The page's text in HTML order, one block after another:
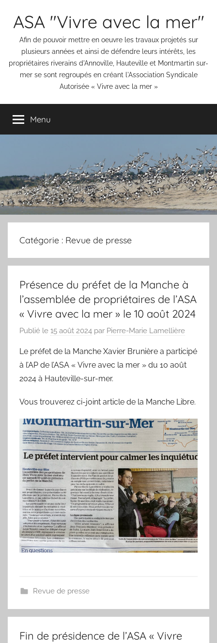
ASA "Vivre avec la mer"
Afin de pouvoir mettre en oeuvre les travaux projetés sur
plusieurs années et ainsi de défendre leurs intérêts, les
propriétaires riverains d'Annoville, Hauteville et Montmartin sur-
mer se sont regroupés en créant l'Association Syndicale
Autorisée « Vivre avec la mer »
Menu
Catégorie : Revue de presse
Présence du préfet de la Manche à
l’assemblée de propriétaires de l’ASA
« Vivre avec la mer » le 10 août 2024
Publié le 15 août 2024 par Pierre-Marie Lamellière
Le préfet de la Manche Xavier Brunière a participé
à l’AP de l’ASA « Vivre avec la mer » du 10 août
2024 à Hauteville-sur-mer.
Vous trouverez ci-joint article de la Manche Libre.
Revue de presse
Fin de présidence de l’ASA « Vivre